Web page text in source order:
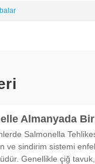
Almanyada
Salmonella
ve sindirim sistemi
Genellikle çiğ